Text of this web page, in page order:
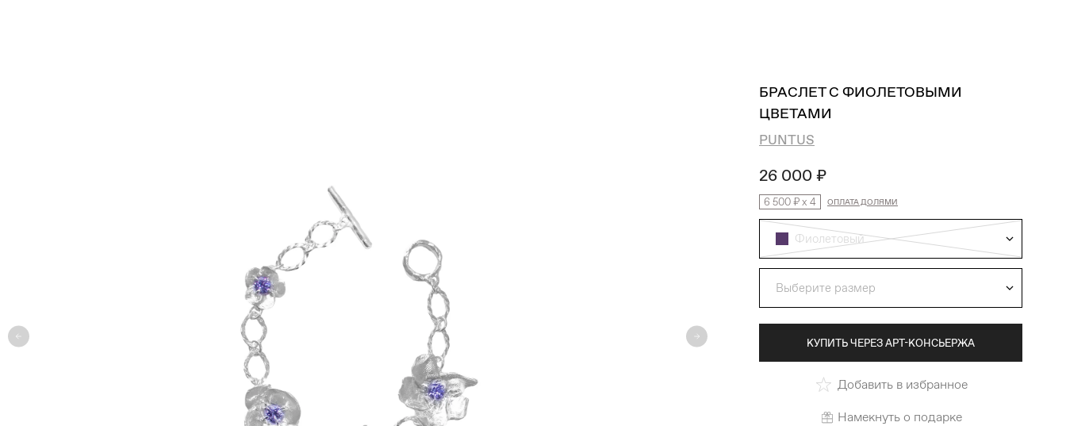
БРАСЛЕТ С ФИОЛЕТОВЫМИ
ЦВЕТАМИ
PUNTUS
26 000 ₽
6 500 ₽x 4 ОПЛАТА ДОЛЯМИ
Фиолетовый
Выберите размер
КУПИТЬ ЧЕРЕЗ АРТ-КОНСЬЕРЖА
Добавить в избранное
Намекнуть о подарке